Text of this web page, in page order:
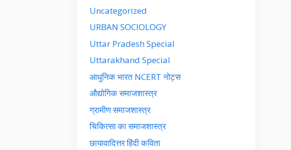
Uncategorized
URBAN SOCIOLOGY
Uttar Pradesh Special
Uttarakhand Special
आधुनिक भारत NCERT नोट्स
औद्योगिक समाजशास्त्र
ग्रामीण समाजशास्त्र
चिकित्सा का समाजशास्त्र
छायावादित्तर हिंदी कविता